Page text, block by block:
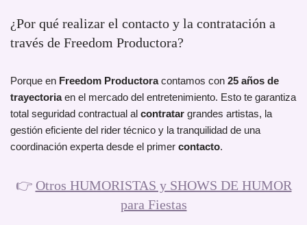
¿Por qué realizar el contacto y la contratación a
través de Freedom Productora?
Porque en Freedom Productoracontamos con 25 años de
trayectoriaen el mercado del entretenimiento. Esto te garantiza
total seguridad contractual al contratar grandes artistas, la
gestión eficiente del rider técnico y la tranquilidad de una
coordinación experta desde el primer contacto.
👉 Otros HUMORISTAS y SHOWS DE HUMOR
para Fiestas